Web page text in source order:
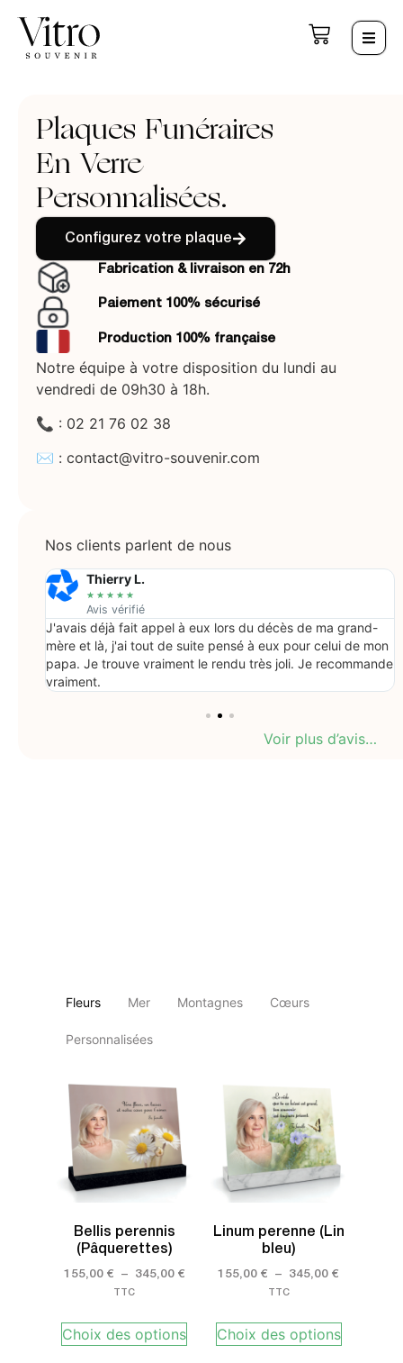
Plaques Funéraires
En Verre
Personnalisées.
Configurez votre plaque
Fabrication & livraison en 72h
Paiement 100% sécurisé
Production 100% française
Notre équipe à votre disposition du lundi au
vendredi de 09h30 à 18h.
📞 : 02 21 76 02 38
✉️ : contact@vitro-souvenir.com
Nos clients parlent de nous
Thierry L.
★ ★ ★ ★ ★
Avis vérifié
J'avais déjà fait appel à eux lors du décès de ma grand-
mère et là, j'ai tout de suite pensé à eux pour celui de mon
papa. Je trouve vraiment le rendu très joli. Je recommande
vraiment.
Voir plus d’avis…
Fleurs Mer Montagnes Cœurs
Personnalisées
Bellis perennis
(Pâquerettes)
155,00 € – 345,00 €
TTC
Choix des options
Linum perenne (Lin
bleu)
155,00€ – 345,00€
TTC
Choix des options